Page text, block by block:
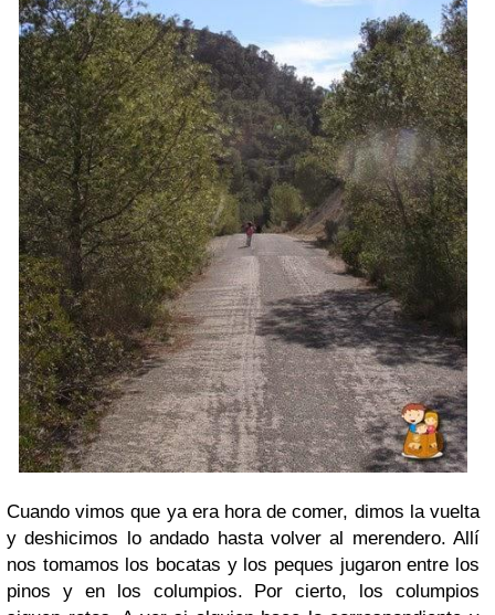
Cuando vimos que ya era hora de comer, dimos la vuelta
y deshicimos lo andado hasta volver al merendero. Allí
nos tomamos los bocatas y los peques jugaron entre los
pinos y en los columpios. Por cierto, los columpios